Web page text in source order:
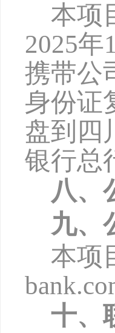
本项
2025年
携带公
身份证
盘到四
银行总
八、
九、
本项
十、